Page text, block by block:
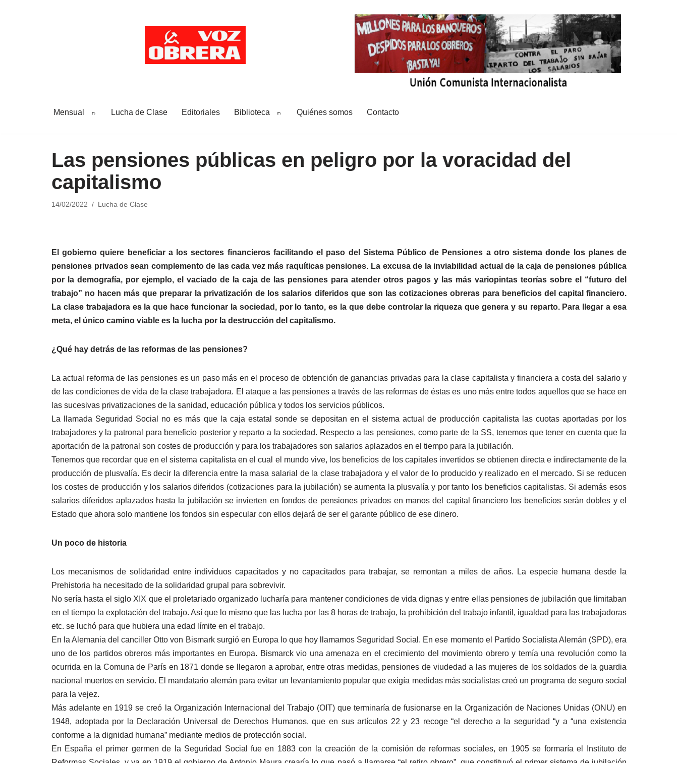
Mensual Lucha de Clase Editoriales Biblioteca Quiénes somos Contacto
Las pensiones públicas en peligro por la voracidad del
capitalismo
14/02/2022 Lucha de Clase
El gobierno quiere beneficiar a los sectores financieros facilitando el paso del Sistema Público de Pensiones a otro sistema donde los planes de
pensiones privados sean complemento de las cada vez más raquíticas pensiones. La excusa de la inviabilidad actual de la caja de pensiones pública
por la demografía, por ejemplo, el vaciado de la caja de las pensiones para atender otros pagos y las más variopintas teorías sobre el “futuro del
trabajo” no hacen más que preparar la privatización de los salarios diferidos que son las cotizaciones obreras para beneficios del capital financiero.
La clase trabajadora es la que hace funcionar la sociedad, por lo tanto, es la que debe controlar la riqueza que genera y su reparto. Para llegar a esa
meta, el único camino viable es la lucha por la destrucción del capitalismo.
¿Qué hay detrás de las reformas de las pensiones?
La actual reforma de las pensiones es un paso más en el proceso de obtención de ganancias privadas para la clase capitalista y financiera a costa del salario y
de las condiciones de vida de la clase trabajadora. El ataque a las pensiones a través de las reformas de éstas es uno más entre todos aquellos que se hace en
las sucesivas privatizaciones de la sanidad, educación pública y todos los servicios públicos.
La llamada Seguridad Social no es más que la caja estatal sonde se depositan en el sistema actual de producción capitalista las cuotas aportadas por los
trabajadores y la patronal para beneficio posterior y reparto a la sociedad. Respecto a las pensiones, como parte de la SS, tenemos que tener en cuenta que la
aportación de la patronal son costes de producción y para los trabajadores son salarios aplazados en el tiempo para la jubilación.
Tenemos que recordar que en el sistema capitalista en el cual el mundo vive, los beneficios de los capitales invertidos se obtienen directa e indirectamente de la
producción de plusvalía. Es decir la diferencia entre la masa salarial de la clase trabajadora y el valor de lo producido y realizado en el mercado. Si se reducen
los costes de producción y los salarios diferidos (cotizaciones para la jubilación) se aumenta la plusvalía y por tanto los beneficios capitalistas. Si además esos
salarios diferidos aplazados hasta la jubilación se invierten en fondos de pensiones privados en manos del capital financiero los beneficios serán dobles y el
Estado que ahora solo mantiene los fondos sin especular con ellos dejará de ser el garante público de ese dinero.
Un poco de historia
Los mecanismos de solidaridad entre individuos capacitados y no capacitados para trabajar, se remontan a miles de años. La especie humana desde la
Prehistoria ha necesitado de la solidaridad grupal para sobrevivir.
No sería hasta el siglo XIX que el proletariado organizado lucharía para mantener condiciones de vida dignas y entre ellas pensiones de jubilación que limitaban
en el tiempo la explotación del trabajo. Así que lo mismo que las lucha por las 8 horas de trabajo, la prohibición del trabajo infantil, igualdad para las trabajadoras
etc. se luchó para que hubiera una edad límite en el trabajo.
En la Alemania del canciller Otto von Bismark surgió en Europa lo que hoy llamamos Seguridad Social. En ese momento el Partido Socialista Alemán (SPD), era
uno de los partidos obreros más importantes en Europa. Bismarck vio una amenaza en el crecimiento del movimiento obrero y temía una revolución como la
ocurrida en la Comuna de París en 1871 donde se llegaron a aprobar, entre otras medidas, pensiones de viudedad a las mujeres de los soldados de la guardia
nacional muertos en servicio. El mandatario alemán para evitar un levantamiento popular que exigía medidas más socialistas creó un programa de seguro social
para la vejez.
Más adelante en 1919 se creó la Organización Internacional del Trabajo (OIT) que terminaría de fusionarse en la Organización de Naciones Unidas (ONU) en
1948, adoptada por la Declaración Universal de Derechos Humanos, que en sus artículos 22 y 23 recoge “el derecho a la seguridad “y a “una existencia
conforme a la dignidad humana” mediante medios de protección social.
En España el primer germen de la Seguridad Social fue en 1883 con la creación de la comisión de reformas sociales, en 1905 se formaría el Instituto de